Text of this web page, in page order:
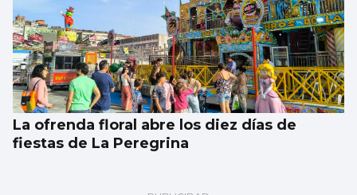
La ofrenda floral abre los diez días de
fiestas de La Peregrina